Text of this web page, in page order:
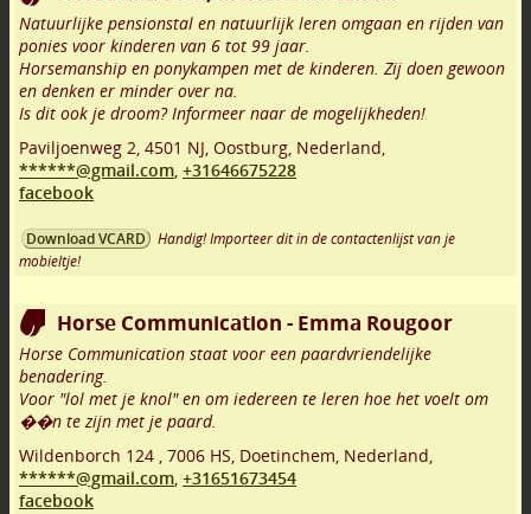
Natuurlijke pensionstal en natuurlijk leren omgaan en rijden van
ponies voor kinderen van 6 tot 99 jaar.
Horsemanship en ponykampen met de kinderen. Zij doen gewoon
en denken er minder over na.
Is dit ook je droom? Informeer naar de mogelijkheden!
Paviljoenweg 2, 4501 NJ, Oostburg, Nederland,
******@gmail.com, +31646675228
facebook
Download VCARD
Handig! Importeer dit in de contactenlijst van je
mobieltje!
Horse Communication - Emma Rougoor
Horse Communication staat voor een paardvriendelijke
benadering.
Voor "lol met je knol" en om iedereen te leren hoe het voelt om
��n te zijn met je paard.
Wildenborch 124 , 7006 HS, Doetinchem, Nederland,
******@gmail.com, +31651673454
facebook